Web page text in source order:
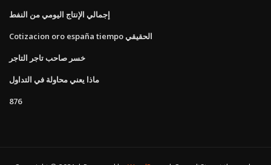
إجمالي الإنتاج اليومي من النفط
Cotizacion oro españa tiempo الحقيقي
خسر صاحب تاجر التاجر
ماذا يعني محاولة في التداول
876